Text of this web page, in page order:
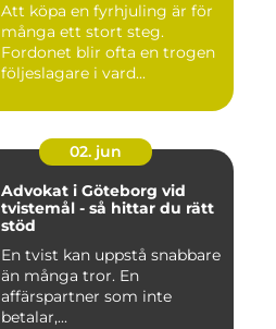
Att köpa en fyrhjuling är för
många ett stort steg.
Fordonet blir ofta en trogen
följeslagare i vard...
02. jun
Advokat i Göteborg vid
tvistemål - så hittar du rätt
stöd
En tvist kan uppstå snabbare
än många tror. En
affärspartner som inte
betalar,...